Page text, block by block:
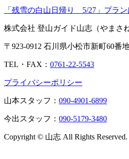
「残雪の白山日帰り 5/27」プラン
株式会社 登山ガイド山志（やまさね
〒923-0912 石川県小松市新町60番
TEL・FAX： 0761-22-5543
プライバシーポリシー
山本スタッフ： 090-4901-6899
今出スタッフ： 090-5179-3480
Copyright © 山志 All Rights Reserved.